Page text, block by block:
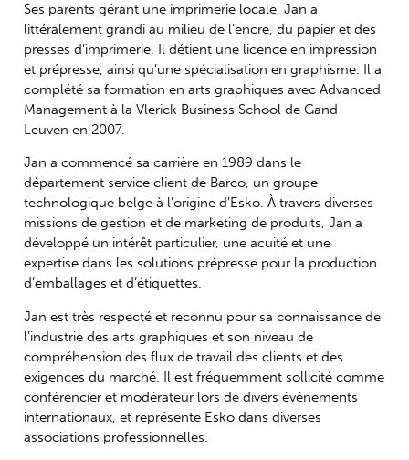
Ses parents gérant une imprimerie locale, Jan a
littéralement grandi au milieu de l’encre, du papier et des
presses d’imprimerie. Il détient une licence en impression
et prépresse, ainsi qu’une spécialisation en graphisme. Il a
complété sa formation en arts graphiques avec Advanced
Management à la Vlerick Business School de Gand-
Leuven en 2007.
Jan a commencé sa carrière en 1989 dans le
département service client de Barco, un groupe
technologique belge à l’origine d’Esko. À travers diverses
missions de gestion et de marketing de produits, Jan a
développé un intérêt particulier, une acuité et une
expertise dans les solutions prépresse pour la production
d’emballages et d’étiquettes.
Jan est très respecté et reconnu pour sa connaissance de
l’industrie des arts graphiques et son niveau de
compréhension des flux de travail des clients et des
exigences du marché. Il est fréquemment sollicité comme
conférencier et modérateur lors de divers événements
internationaux, et représente Esko dans diverses
associations professionnelles.